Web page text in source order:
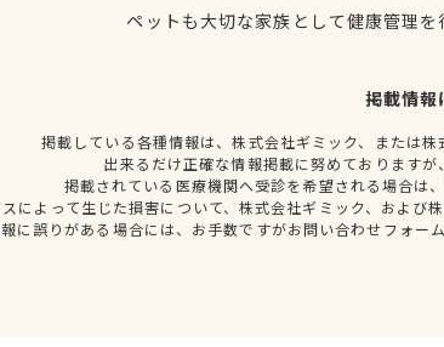
ペットも大切な家族として健康管理を
掲載情報
掲載している各種情報は、株式会社ギミック、または
出来るだけ正確な情報掲載に努めております
掲載されている医療機関へ受診を希望される場合は
によって生じた損害について、株式会社ギミック、および
に誤りがある場合には、お手数ですがお問い合わせフォー